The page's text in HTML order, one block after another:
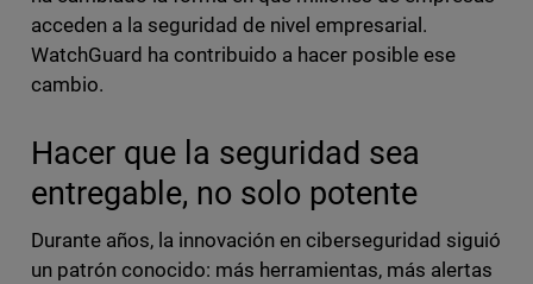
acceden a la seguridad de nivel empresarial.
WatchGuard ha contribuido a hacer posible ese
cambio.
Hacer que la seguridad sea
entregable, no solo potente
Durante años, la innovación en ciberseguridad siguió
un patrón conocido: más herramientas, más alertas